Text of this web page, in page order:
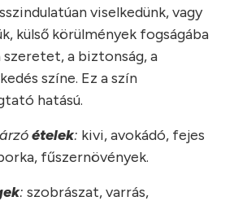
viselkedünk, vagy
külső körülmények fogságába
szeretet, a biztonság, a
színe. Ez a szín
hatású.
ételek: kivi, avokádó, fejes
fűszernövények.
: szobrászat, varrás,